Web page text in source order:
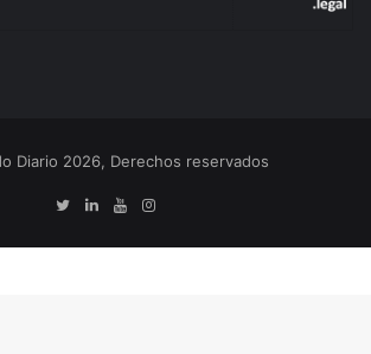
Diario 2026, Derechos reservados